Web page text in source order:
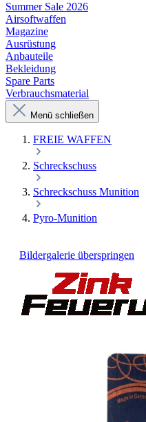
Summer Sale 2026
Airsoftwaffen
Magazine
Ausrüstung
Anbauteile
Bekleidung
Spare Parts
Verbrauchsmaterial
Menü schließen
FREIE WAFFEN
Schreckschuss
Schreckschuss Munition
Pyro-Munition
Bildergalerie überspringen